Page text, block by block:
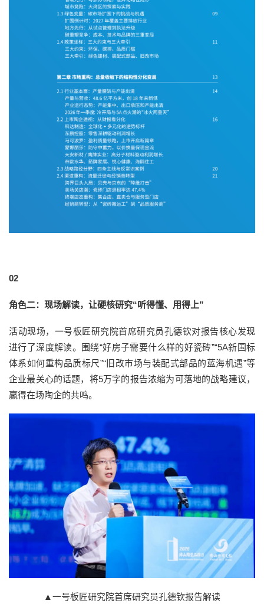
02
角色二：现场解读，让硬核研究“听得懂、用得上”
活动现场，一号板匠研究院首席研究员孔德钦对报告核心发现
进行了深度解读。围绕“好房子需要什么样的好瓷砖”“5A新国标
体系如何重构品质标尺”“旧改市场与装配式部品的蓝海机遇”等
企业最关心的话题，将5万字的报告浓缩为可落地的战略建议，
赢得在场陶企的共鸣。
▲一号板匠研究院首席研究员孔德钦报告解读